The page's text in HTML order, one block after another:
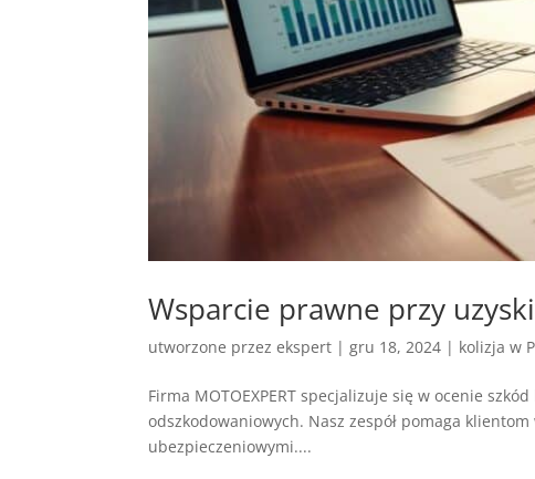
Wsparcie prawne przy
utworzone przezekspert |gru 18, 2024 | kolizja w
Firma MOTOEXPERT specjalizuje się w ocenie
odszkodowaniowych. Nasz zespół pomaga
ubezpieczeniowymi....